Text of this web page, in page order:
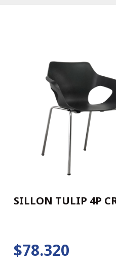
SILLON TULIP 4P
$78.320